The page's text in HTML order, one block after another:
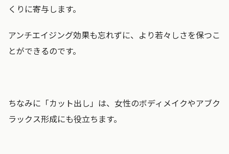
くりに寄与します。
アンチエイジング効果も忘れずに、より若々しさを保つこ
とができるのです。
ちなみに「カット出し」は、女性のボディメイクやアブク
ラックス形成にも役立ちます。